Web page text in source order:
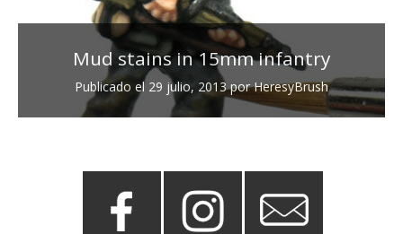
Mud stains in 15mm infantry
Publicado el 29 julio, 2013porHeresyBrush